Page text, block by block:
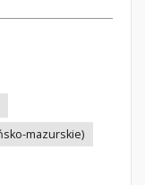
mazurskie)